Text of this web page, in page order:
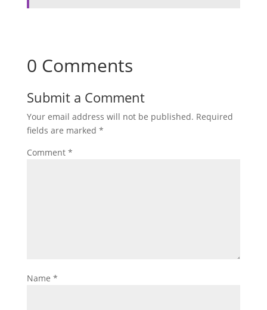
0 Comments
Submit a Comment
Your email address will not be published. Required
fields are marked *
Comment *
Name *